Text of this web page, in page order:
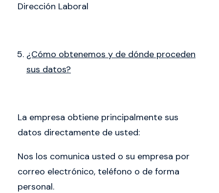
Dirección Laboral
¿Cómo obtenemos y de dónde proceden
sus datos?
La empresa obtiene principalmente sus
datos directamente de usted:
Nos los comunica usted o su empresa por
correo electrónico, teléfono o de forma
personal.